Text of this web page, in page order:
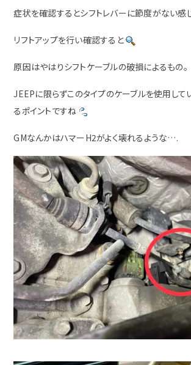
症状を確認するとシフトレバーに節度がない感
リフトアップを行い確認すると
原因はやはりシフトケーブルの破損によるもの。
JEEPに限らずこのタイプのケーブルを使用して
るポイントですね
GMなんかはハマーH2がよく壊れるような….